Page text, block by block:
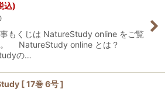
込)
もくじは NatureStudy online をご覧
。 NatureStudy online とは？
の…
[ 17巻 6号 ]